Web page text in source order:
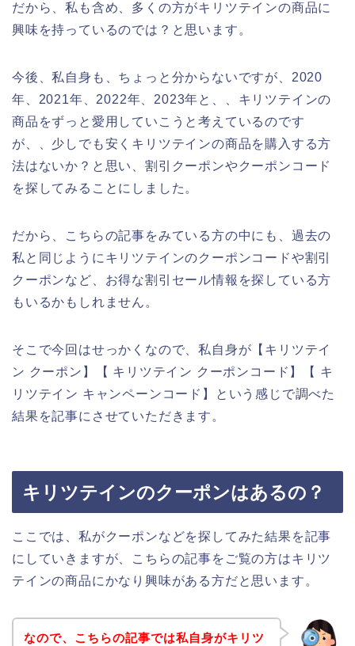
だから、私も含め、多くの方がキリツテインの商品に
興味を持っているのでは？と思います。
今後、私自身も、ちょっと分からないですが、2020
年、2021年、2022年、2023年と、、キリツテインの
商品をずっと愛用していこうと考えているのです
が、、少しでも安くキリツテインの商品を購入する方
法はないか？と思い、割引クーポンやクーポンコード
を探してみることにしました。
だから、こちらの記事をみている方の中にも、過去の
私と同じようにキリツテインのクーポンコードや割引
クーポンなど、お得な割引セール情報を探している方
もいるかもしれません。
そこで今回はせっかくなので、私自身が【キリツテイ
ン クーポン】【 キリツテイン クーポンコード】【 キ
リツテイン キャンペーンコード】という感じで調べた
結果を記事にさせていただきます。
キリツテインのクーポンはあるの？
ここでは、私がクーポンなどを探してみた結果を記事
にしていきますが、こちらの記事をご覧の方はキリツ
テインの商品にかなり興味がある方だと思います。
なので、こちらの記事では私自身がキリツ